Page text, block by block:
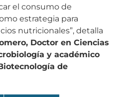
el consumo de
estrategia para
nutricionales”, detalla
Doctor en Ciencias
y académico
de